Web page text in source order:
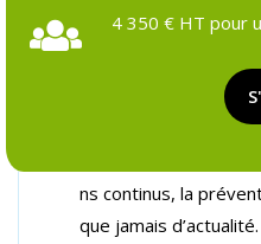
4 350 € HT pour
Les relations entre
nisation du travail et
es ont un impact sur
ns continus, la
que jamais